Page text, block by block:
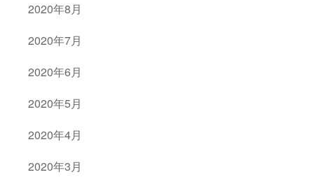
2020年8月
2020年7月
2020年6月
2020年5月
2020年4月
2020年3月